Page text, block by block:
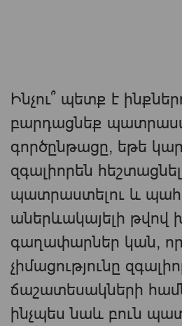
Ինչու՞ պետք է
բարդացնեք
գործընթացը, եթե
զգալիորեն
պատրաստելու և
աներևակայելի
գաղափարներ կան,
չիմացությունը
ճաշատեսակների
ինչպես նաև բուն